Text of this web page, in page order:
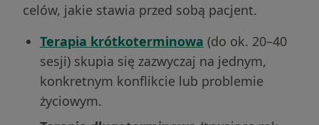
celów, jakie stawia przed sobą pacjent.
Terapia krótkoterminowa (do ok. 20–40
sesji) skupia się zazwyczaj na jednym,
konkretnym konflikcie lub problemie
życiowym.